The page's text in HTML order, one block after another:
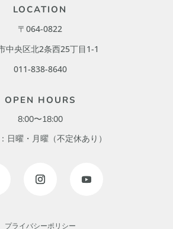
LOCATION
〒064-0822
中央区北2条西25丁目1-1
011-838-8640
OPEN HOURS
8:00〜18:00
日曜・月曜（不定休あり）
プライバシーポリシー